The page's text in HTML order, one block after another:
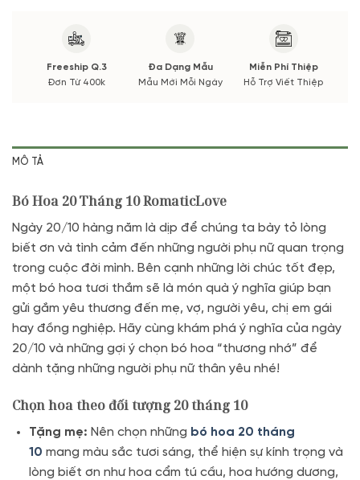
và giống mẫu.
do độ nở của hoa tưoi mỗi cành hoa
sẽ khác nhau.
Freeship Q.3
Đơn Từ 400k
Đa Dạng Mẫu
Mẫu Mới Mỗi Ngày
Miễn Phí Thiệp
Hỗ Trợ Viết Thiệp
MÔ TẢ
Bó Hoa 20 Tháng 10 RomaticLove
Ngày 20/10 hàng năm là dịp để chúng ta bày tỏ lòng
biết ơn và tình cảm đến những người phụ nữ quan trọng
trong cuộc đời mình. Bên cạnh những lời chúc tốt đẹp,
một bó hoa tươi thắm sẽ là món quà ý nghĩa giúp bạn
gửi gắm yêu thương đến mẹ, vợ, người yêu, chị em gái
hay đồng nghiệp. Hãy cùng khám phá ý nghĩa của ngày
20/10 và những gợi ý chọn bó hoa “thương nhớ” để
dành tặng những người phụ nữ thân yêu nhé!
Chọn hoa theo đối tượng 20 tháng 10
Tặng mẹ: Nên chọn những bó hoa 20 tháng
10 mang màu sắc tươi sáng, thể hiện sự kính trọng và
lòng biết ơn như hoa cẩm tú cầu, hoa hướng dương,